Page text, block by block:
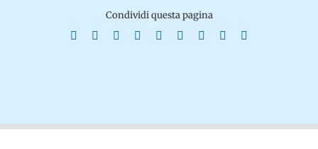
Condividi questa pagina
Facebook Reddit LinkedInWhatsApp
TumblrPinterest